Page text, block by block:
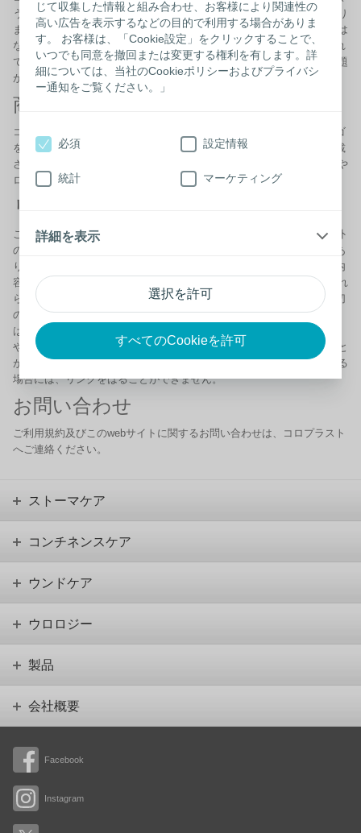
じて収集した情報と組み合わせ、お客様により関連性の
高い広告を表示するなどの目的で利用する場合がありま
す。 お客様は、「Cookie設定」をクリックすることで、
いつでも同意を撤回または変更する権利を有します。詳
細については、当社のCookieポリシーおよびプライバシ
ー通知をご覧ください。」
選択を許可
すべてのCookieを許可
必須 設定情報
統計 マーケティング
詳細を表示
う努力しますが、その情報の正確性を断言或いは保証するものではあり
ません。また、いかなる間違いや欠落情報に関しても保証するものでは
なく、一切の責任を負わないものとします。このwebサイトに掲載され
ている情報は、医療ケアの代わりになるのものではなく、健康上の問題
がある場合、資格を有する医療従事者へ相談してください。
商標とロゴについて
コロプラストグループは、このwebサイトに表示されている商標とロゴ
を所有しています。コロプラストグループまたはこのwebサイトに掲載
されている商標を所有する第三者からの書面による許可なしに、商標や
ロゴを使用することは一切認められません。
リンクについて
このwebサイトはお客様の利便性のために、コロプラストグループ以外
の第三社が運営、管理する他のwebサイトにリンクされている場合があ
ります。コロプラストグループはこれらのリンクされたwebサイトの内
容に対していかなる責任も負いません。コロプラストグループは、これ
ら第三者によるwebサイトご利用により発生した損害についても、一切
の責任を負いません。当社のwebサイトへのリンクを希望される場合
は、コロプラストグループまたはその関連会社がスポンサーである旨
や、支持しているなどの記載をしない場合に限り、リンクを設けること
ができます。また、知的財産や著作権に関わる内容が盛り込まれている
場合には、リンクをはることができません。
お問い合わせ
ご利用規約及びこのwebサイトに関するお問い合わせは、コロプラスト
へご連絡ください。
Facebook
Instagram
ストーマケア
コンチネンスケア
ウンドケア
ウロロジー
製品
会社概要